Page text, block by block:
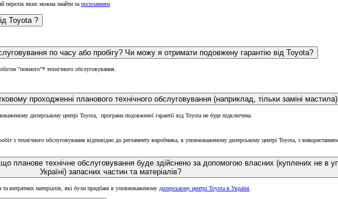
Від
Hilux
перелік яких можна знайти за посиланням
Що саме в автомобілі покривається/не покривається подовженою гарантією від Toyota ?
по часу або пробігу? Чи можу я отримати подовжену гарантію від Toyota?
"повного"* технічного обслуговування.
проходженні планового технічного обслуговування (наприклад, тільки заміні
дилерському центрі Toyota, програма подовженої гарантії від Toyota не буде підключена.
з технічного обслуговування відповідно до регламенту виробника, в уповноваженому дилерському центрі Toyota, з
планове технічне обслуговування буде здійснено за допомогою власних (куплених не в
Україні) запасних частин та матеріалів?
витратних матеріалів, які були придбані в уповноваженому дилерському центрі Toyota в Україні